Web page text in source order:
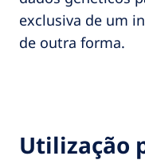
exclusiva de um
de outra forma.
Utilização